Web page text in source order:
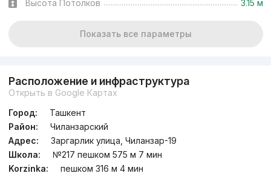
Высота Потолков
3.15 м
Показать все параметры
Расположение и инфраструктура
Открыть в Google Картах
Город:
Ташкент
Район:
Чиланзарский
Адрес:
Заргарлик улица, Чиланзар-19
Школа:
№217 пешком 575 м 7 мин
Korzinka:
пешком 316 м 4 мин